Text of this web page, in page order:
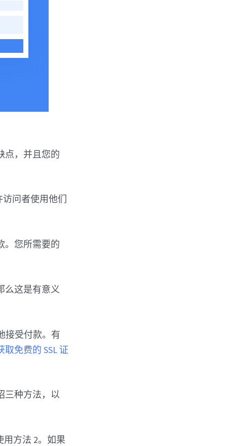
点，并且您的
问者使用他们
。您所需要的
么这是有意义
接受付款。有
免费的 SSL 证
三种方法，以
用方法 2。如果